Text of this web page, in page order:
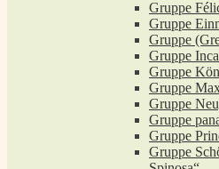
Gruppe
Gruppe
Gruppe
Gruppe
Gruppe
Gruppe
Gruppe
Gruppe
Gruppe
Gruppe